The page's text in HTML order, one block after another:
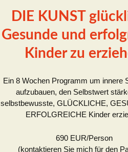
DIE KUNST
Gesunde und
Kinder zu
Ein 8 Wochen Programm um innere
aufzubauen, den Selbstwert
selbstbewusste, GLÜCKLICHE,
ERFOLGREICHE Kinder
690 EUR/Person
(kontaktieren Sie mich für den